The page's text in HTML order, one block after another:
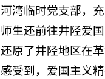
河湾临时党支部，
师生还前往井陉爱
还原了井陉地区在
感受到，爱国主义